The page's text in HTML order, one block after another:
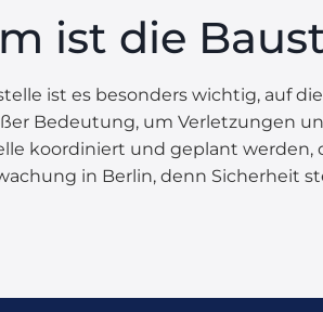
ist die
ist es besonders wichtig, auf
Bedeutung, um Verletzungen
koordiniert und geplant werden,
in Berlin, denn Sicherheit